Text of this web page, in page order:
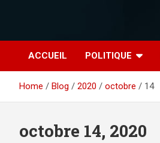
ACCUEIL POLITIQUE
Home Blog 2020 octobre 14
octobre 14, 2020